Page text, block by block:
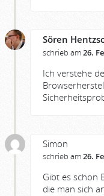
Sören
schrieb am26.
Ich verstehe
Simon
schrieb am26.
Gibt es schon
die man sich